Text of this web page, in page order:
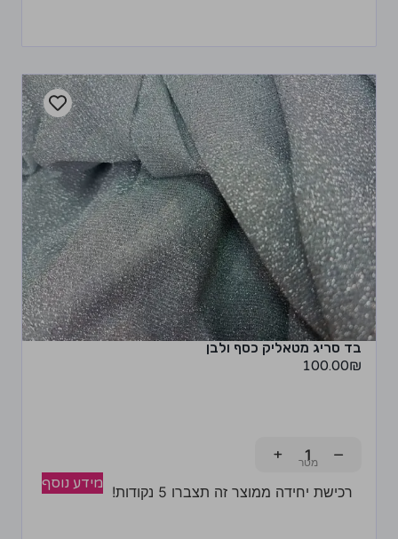
בד סריג מטאליק כסף ולבן
100.00₪
−
+
רכישת יחידה ממוצר זה תצברו 5 נקודות! מידע נוסף